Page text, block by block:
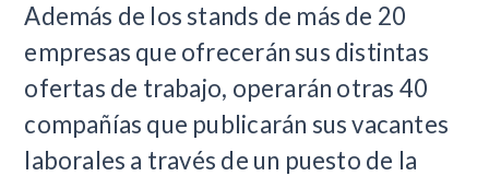
Además de los stands de más de 20
empresas que ofrecerán sus distintas
ofertas de trabajo, operarán otras 40
compañías que publicarán sus vacantes
laborales a través de un puesto de la